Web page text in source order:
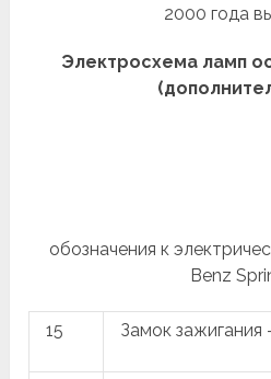
2000 года
Электросхема ламп
обозначения к
Benz
15 Замок